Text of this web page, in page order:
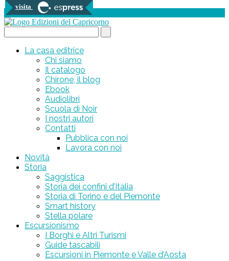
visita
0 prodotti
La casa editrice
Chi siamo
Il catalogo
Chirone, il blog
Ebook
Audiolibri
Scuola di Noir
I nostri autori
Contatti
Pubblica con noi
Lavora con noi
Novità
Storia
Saggistica
Storia dei confini d’Italia
Storia di Torino e del Piemonte
Smart history
Stella polare
Escursionismo
I Borghi e Altri Turismi
Guide tascabili
Escursioni in Piemonte e Valle d’Aosta